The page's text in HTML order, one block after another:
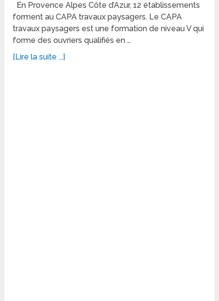
En Provence Alpes Côte d’Azur, 12 établissements
forment au CAPA travaux paysagers. Le CAPA
travaux paysagers est une formation de niveau V qui
forme des ouvriers qualifiés en …
[Lire la suite ...]